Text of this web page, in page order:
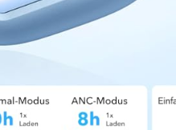
Gratis soundcore